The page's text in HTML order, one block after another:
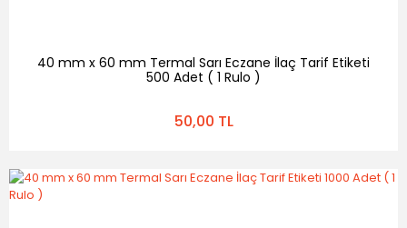
40 mm x 60 mm Termal Sarı Eczane İlaç Tarif Etiketi
500 Adet ( 1 Rulo )
50,00 TL